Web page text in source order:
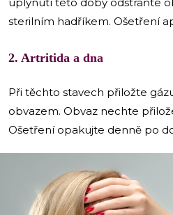
sterilním hadříkem. Ošetření
2. Artritida a dna
Při těchto stavech přiložte
obvazem. Obvaz nechte
Ošetření opakujte denně po